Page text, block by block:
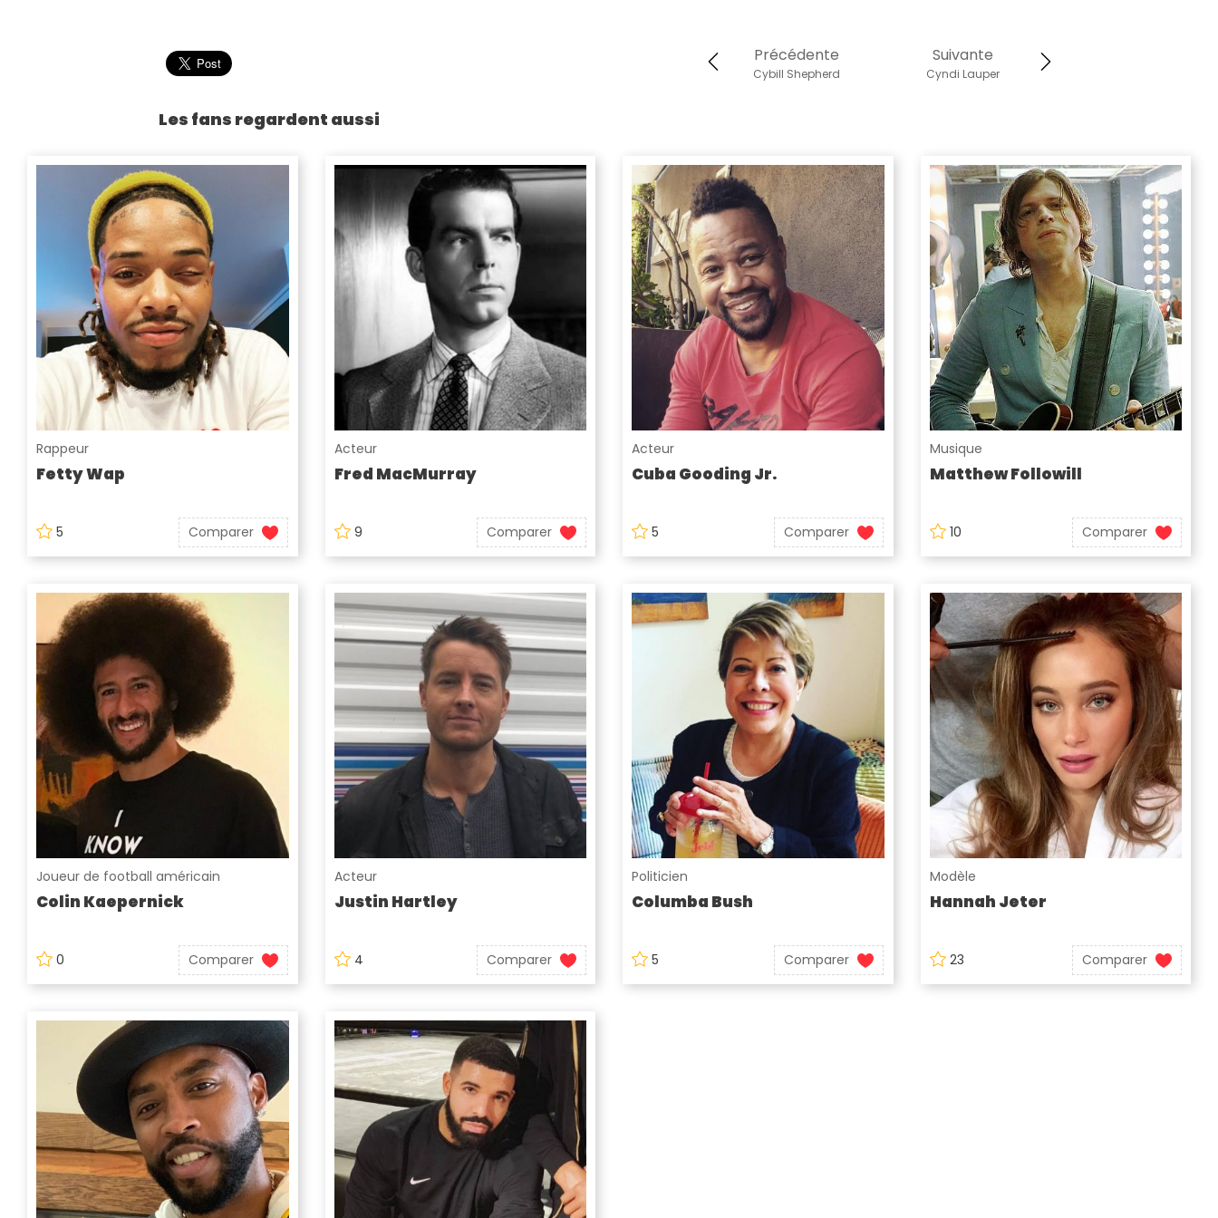
Suivante
Cyndi Lauper
Précédente
Cybill Shepherd
Les fans regardent aussi
Rappeur
Fetty Wap
5 Comparer
Acteur
Fred MacMurray
9 Comparer
Acteur
Cuba Gooding Jr.
5 Comparer
Musique
Matthew Followill
10 Comparer
Joueur de football américain
Colin Kaepernick
0 Comparer
Acteur
Justin Hartley
4 Comparer
Politicien
Columba Bush
5 Comparer
Modèle
Hannah Jeter
23 Comparer